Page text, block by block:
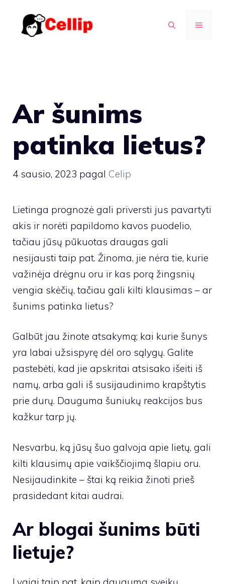
turinio
MENIU
Ar šunims
patinka lietus?
4 sausio, 2023 pagal Celip
Lietinga prognozė gali priversti jus pavartyti
akis ir norėti papildomo kavos puodelio,
tačiau jūsų pūkuotas draugas gali
nesijausti taip pat. Žinoma, jie nėra tie, kurie
važinėja drėgnu oru ir kas porą žingsnių
vengia skėčių, tačiau gali kilti klausimas – ar
šunims patinka lietus?
Galbūt jau žinote atsakymą; kai kurie šunys
yra labai užsispyrę dėl oro sąlygų. Galite
pastebėti, kad jie apskritai atsisako išeiti iš
namų, arba gali iš susijaudinimo krapštytis
prie durų. Dauguma šuniukų reakcijos bus
kažkur tarp jų.
Nesvarbu, ką jūsų šuo galvoja apie lietų, gali
kilti klausimų apie vaikščiojimą šlapiu oru.
Nesijaudinkite – štai ką reikia žinoti prieš
prasidedant kitai audrai.
Ar blogai šunims būti
lietuje?